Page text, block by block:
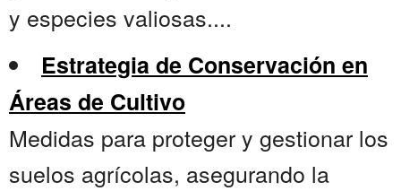
y especies valiosas....
Estrategia de Conservación en
Áreas de Cultivo
Medidas para proteger y gestionar los
suelos agrícolas, asegurando la